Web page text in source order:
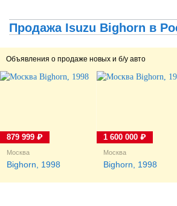
Продажа Isuzu Bighorn в
Объявления о продаже новых и б/у авто
Москва
Bighorn, 1998
879 999 ₽
Москва
Bighorn, 1998
1 600 000 ₽